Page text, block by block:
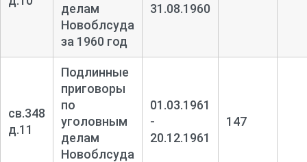
делам
Новоблсуда
за 1960 год
31.08.1960
св.348
д.11
Подлинные
приговоры
по
уголовным
делам
Новоблсуда
01.03.1961
-
20.12.1961
147